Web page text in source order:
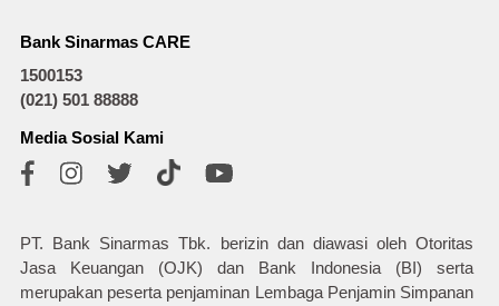
Bank Sinarmas CARE
1500153
(021) 501 88888
Media Sosial Kami
PT. Bank Sinarmas Tbk. berizin dan diawasi oleh Otoritas
Jasa Keuangan (OJK) dan Bank Indonesia (BI) serta
merupakan peserta penjaminan Lembaga Penjamin Simpanan